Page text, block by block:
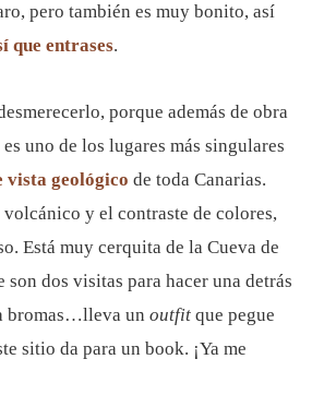
pero también es muy bonito, así
que entrases.
porque además de obra
uno de los lugares más singulares
vista geológico de toda Canarias.
y el contraste de colores,
Está muy cerquita de la Cueva de
son dos visitas para hacer una detrás
bromas…lleva un outfit que pegue
sitio da para un book. ¡Ya me